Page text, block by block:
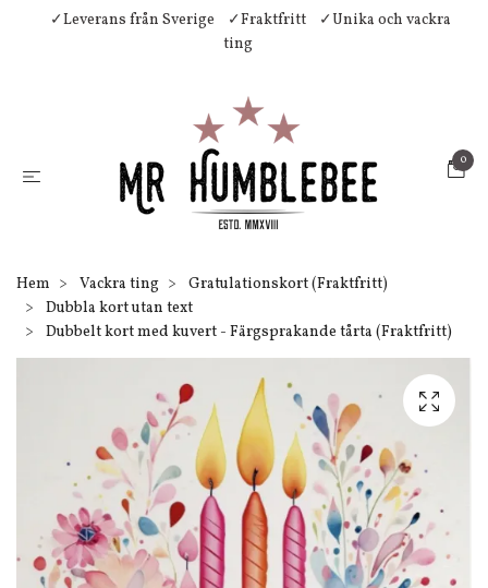
✓Leverans från Sverige ✓Fraktfritt
✓Unika och vackra
ting
0
Hem Vackra ting
Gratulationskort (Fraktfritt)
Dubbla kort utan text
Dubbelt kort med kuvert - Färgsprakande tårta (Fraktfritt)